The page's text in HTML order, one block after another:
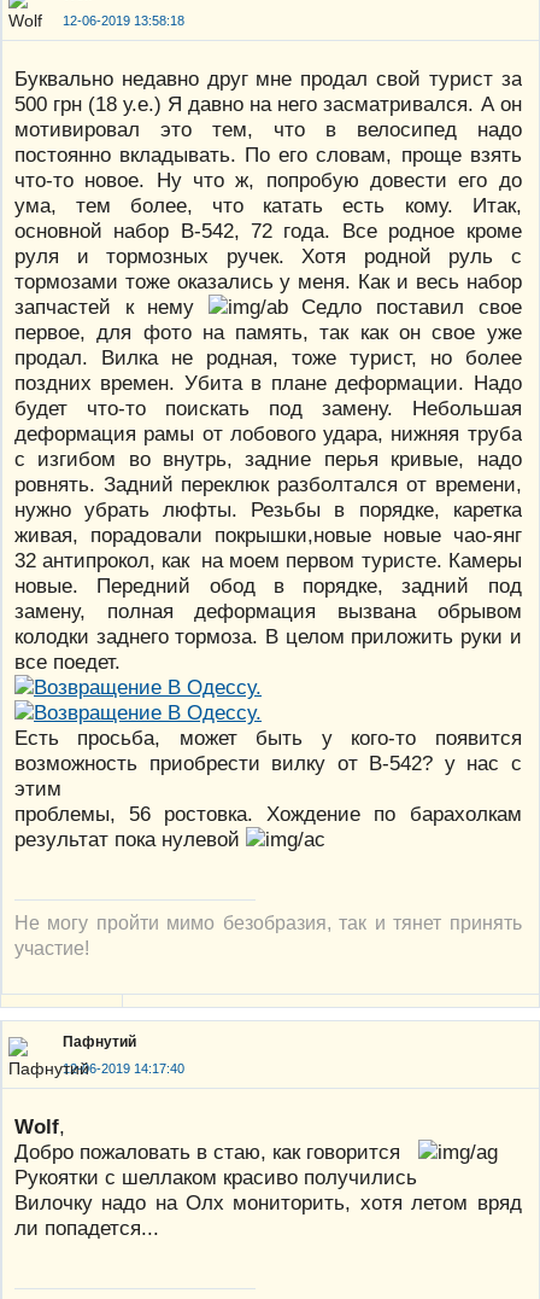
12-06-2019 13:58:18
Буквально недавно друг мне продал свой турист за
500 грн (18 у.е.) Я давно на него засматривался. А он
мотивировал это тем, что в велосипед надо
постоянно вкладывать. По его словам, проще взять
что-то новое. Ну что ж, попробую довести его до
ума, тем более, что катать есть кому. Итак,
основной набор В-542, 72 года. Все родное кроме
руля и тормозных ручек. Хотя родной руль с
тормозами тоже оказались у меня. Как и весь набор
запчастей к нему
Седло поставил свое
первое, для фото на память, так как он свое уже
продал. Вилка не родная, тоже турист, но более
поздних времен. Убита в плане деформации. Надо
будет что-то поискать под замену. Небольшая
деформация рамы от лобового удара, нижняя труба
с изгибом во внутрь, задние перья кривые, надо
ровнять. Задний переклюк разболтался от времени,
нужно убрать люфты. Резьбы в порядке, каретка
живая, порадовали покрышки,новые новые чао-янг
32 антипрокол, как на моем первом туристе. Камеры
новые. Передний обод в порядке, задний под
замену, полная деформация вызвана обрывом
колодки заднего тормоза. В целом приложить руки и
все поедет.
Есть просьба, может быть у кого-то появится
возможность приобрести вилку от B-542? у нас с
этим
проблемы, 56 ростовка. Хождение по барахолкам
результат пока нулевой
Не могу пройти мимо безобразия, так и тянет принять
участие!
Пафнутий
12-06-2019 14:17:40
Wolf,
Добро пожаловать в стаю, как говорится
Рукоятки с шеллаком красиво получились
Вилочку надо на Олх мониторить, хотя летом вряд
ли попадется...